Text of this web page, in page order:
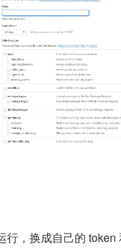
行，换成自己的 token